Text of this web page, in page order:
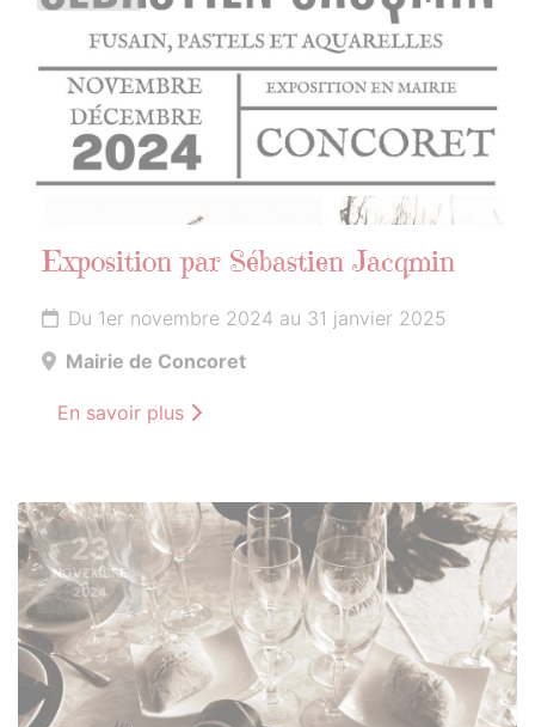
Exposition par Sébastien Jacqmin
Du 1er novembre 2024 au 31 janvier 2025
Mairie de Concoret
En savoir plus
23
NOVEMBRE
2024